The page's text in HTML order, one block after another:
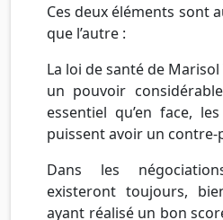
Ces deux éléments sont
que l’autre :
La loi de santé de
un pouvoir
essentiel qu’en face,
puissent avoir un
Dans les
existeront toujours,
ayant réalisé un bon